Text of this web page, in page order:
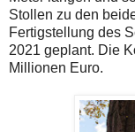
Stollen zu den
Fertigstellung des
2021 geplant. Die
Millionen Euro.